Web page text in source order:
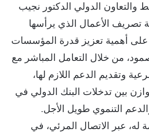
والتعاون الدولي الدكتور نجيب
تصريف الأعمال الذي يرأسها
على أهمية تعزيز قدرة المؤسسات
من خلال التعامل المباشر مع
وتقديم الدعم اللازم لها،
بين تدخلات البنك الدولي في
التنموي طويل الأجل.
له، عبر الاتصال المرئي، في